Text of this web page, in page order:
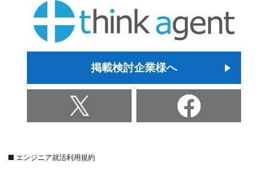
掲載検討企業様へ
■ エンジニア就活利用規約